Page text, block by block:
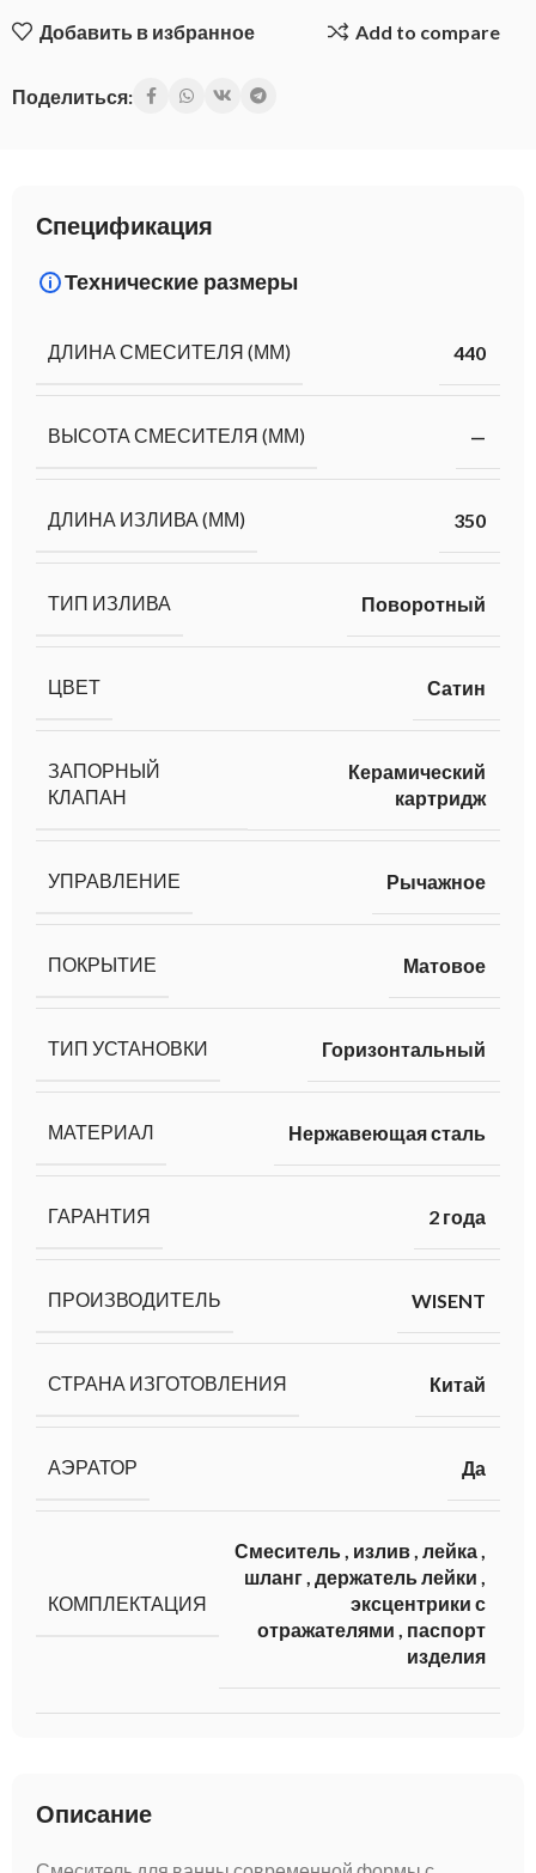
Добавить в избранное Add to compare
Поделиться:
Описание
Спецификация
Технические размеры
ДЛИНА СМЕСИТЕЛЯ (ММ) 440
ВЫСОТА СМЕСИТЕЛЯ (ММ) —
ДЛИНА ИЗЛИВА (ММ) 350
ТИП ИЗЛИВА Поворотный
ЦВЕТ Сатин
ЗАПОРНЫЙ
КЛАПАН
Керамический
картридж
УПРАВЛЕНИЕ Рычажное
ПОКРЫТИЕ Матовое
ТИП УСТАНОВКИ Горизонтальный
МАТЕРИАЛ Нержавеющая сталь
ГАРАНТИЯ 2 года
ПРОИЗВОДИТЕЛЬ WISENT
СТРАНА ИЗГОТОВЛЕНИЯ Китай
АЭРАТОР Да
КОМПЛЕКТАЦИЯ
Смеситель, излив, лейка,
шланг, держатель лейки ,
эксцентрики с
отражателями , паспорт
изделия